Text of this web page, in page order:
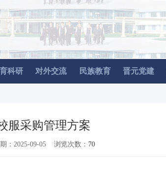
科研 对外交流 民族教育 晋元党建
服采购管理方案
：2025-09-05 浏览次数： 70